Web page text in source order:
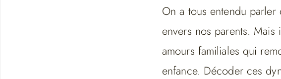
On a tous entendu
envers nos parents.
amours familiales qui
enfance. Décoder ces